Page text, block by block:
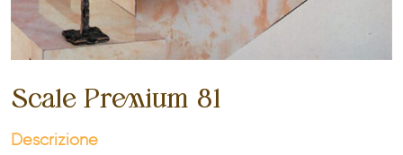
Scale Premium 81
Descrizione